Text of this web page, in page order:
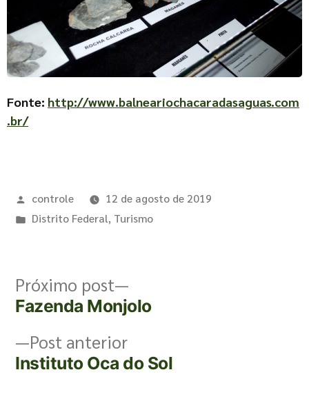
Fonte: http://www.balneariochacaradasaguas.com
.br/
controle
12 de agosto de 2019
Distrito Federal, Turismo
Post anterior
Instituto Oca do Sol
Próximo post
Fazenda Monjolo